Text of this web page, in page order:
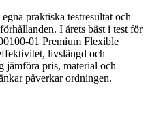
praktiska testresultat och
I årets bäst i test för
01 Premium Flexible
livslängd och
jämföra pris, material och
påverkar ordningen.